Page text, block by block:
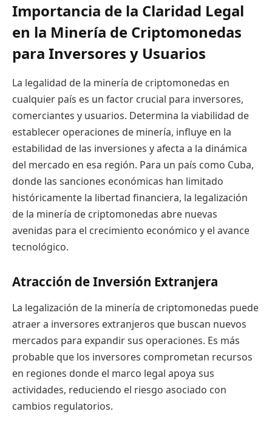
Importancia de la Claridad Legal
en la Minería de Criptomonedas
para Inversores y Usuarios
La legalidad de la minería de criptomonedas en
cualquier país es un factor crucial para inversores,
comerciantes y usuarios. Determina la viabilidad de
establecer operaciones de minería, influye en la
estabilidad de las inversiones y afecta a la dinámica
del mercado en esa región. Para un país como Cuba,
donde las sanciones económicas han limitado
históricamente la libertad financiera, la legalización
de la minería de criptomonedas abre nuevas
avenidas para el crecimiento económico y el avance
tecnológico.
Atracción de Inversión Extranjera
La legalización de la minería de criptomonedas puede
atraer a inversores extranjeros que buscan nuevos
mercados para expandir sus operaciones. Es más
probable que los inversores comprometan recursos
en regiones donde el marco legal apoya sus
actividades, reduciendo el riesgo asociado con
cambios regulatorios.